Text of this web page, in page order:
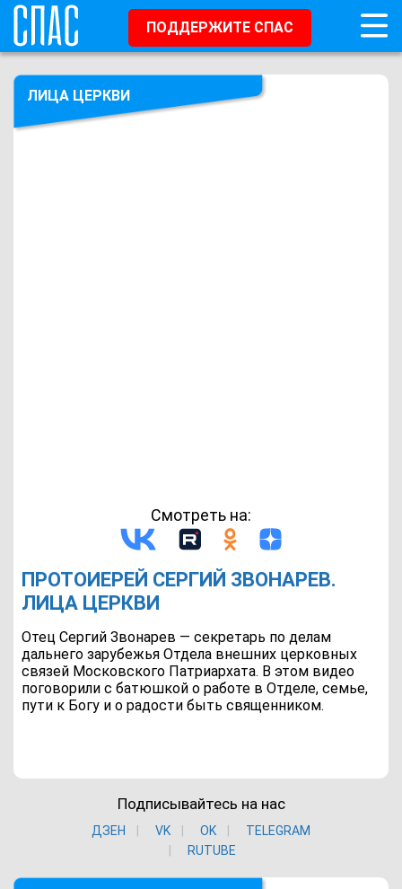
ПОДДЕРЖИТЕ СПАС
ЛИЦА ЦЕРКВИ
Смотреть на:
ПРОТОИЕРЕЙ СЕРГИЙ ЗВОНАРЕВ.
ЛИЦА ЦЕРКВИ
Отец Сергий Звонарев — секретарь по делам
дальнего зарубежья Отдела внешних церковных
связей Московского Патриархата. В этом видео
поговорили с батюшкой о работе в Отделе, семье,
пути к Богу и о радости быть священником.
Подписывайтесь на нас
ДЗЕН VK ОK
TELEGRAM
RUTUBE